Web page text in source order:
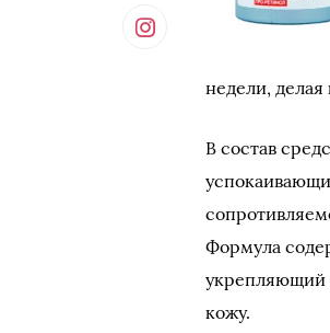
недели, делая
В состав
Формула
укрепляющий
кожу.